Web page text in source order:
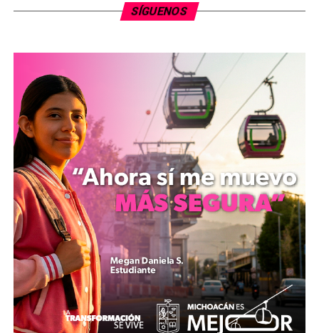
detenidos, fueron puestas a disposición de la autoridad
La SSP reafirma su compromiso de mantener la
coordinación operativa con las fuerzas federales para
inhibir delitos y garantizar la paz y tranquilidad de las
familias michoacanas.
Comparte con:
SÍGUENOS